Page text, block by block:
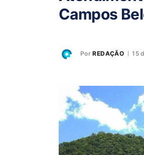
Campos
Por REDAÇÃO 15